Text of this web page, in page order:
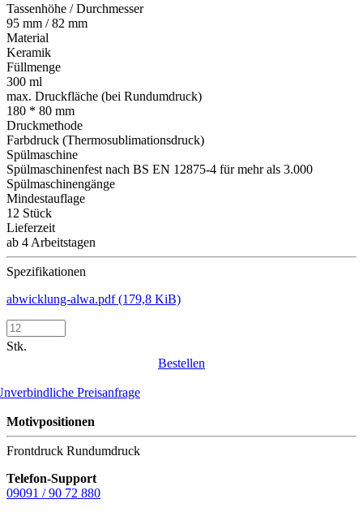
Tassenhöhe / Durchmesser
95 mm / 82 mm
Material
Keramik
Füllmenge
300 ml
max. Druckfläche (bei Rundumdruck)
180 * 80 mm
Druckmethode
Farbdruck (Thermosublimationsdruck)
Spülmaschine
Spülmaschinenfest nach BS EN 12875-4 für mehr als 3.000
Spülmaschinengänge
Mindestauflage
12 Stück
Lieferzeit
ab 4 Arbeitstagen
Spezifikationen
abwicklung-alwa.pdf(179,8 KiB)
Stk.
Bestellen
Preisanfrage
Motivpositionen
Frontdruck Rundumdruck
Telefon-Support
09091 / 90 72 880